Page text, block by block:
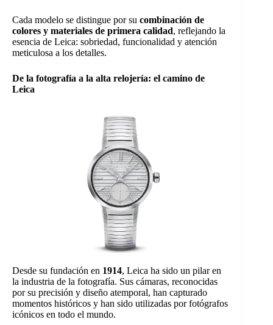
Cada modelo se distingue por su combinación de
colores y materiales de primera calidad, reflejando la
esencia de Leica: sobriedad, funcionalidad y atención
meticulosa a los detalles.
De la fotografía a la alta relojería: el camino de
Leica
Desde su fundación en 1914, Leica ha sido un pilar en
la industria de la fotografía. Sus cámaras, reconocidas
por su precisión y diseño atemporal, han capturado
momentos históricos y han sido utilizadas por fotógrafos
icónicos en todo el mundo.